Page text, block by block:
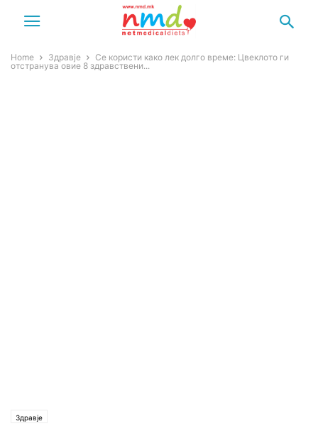
Home Здравје
Се користи како лек долго време: Цвеклото ги
отстранува овие 8 здравствени...
Здравје